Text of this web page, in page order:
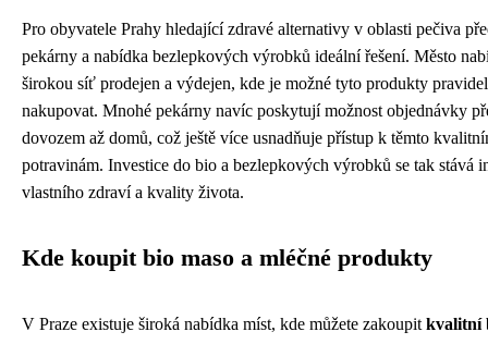
Pro obyvatele Prahy hledající zdravé alternativy v oblasti pečiva
pekárny a nabídka bezlepkových výrobků ideální řešení. Město
širokou síť prodejen a výdejen, kde je možné tyto produkty
nakupovat. Mnohé pekárny navíc poskytují možnost objednávky
dovozem až domů, což ještě více usnadňuje přístup k těmto
potravinám. Investice do bio a bezlepkových výrobků se tak stává
vlastního zdraví a kvality života.
Kde koupit bio maso a mléčné produkty
V Praze existuje široká nabídka míst, kde můžete zakoupit kvalitní